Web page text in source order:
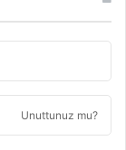
Unuttunuz mu?